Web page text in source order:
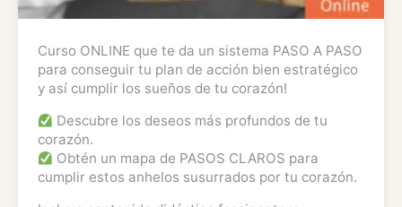
Curso ONLINE que te da un sistema PASO A PASO
para conseguir tu plan de acción bien estratégico
y así cumplir los sueños de tu corazón!
Descubre los deseos más profundos de tu
corazón.
Obtén un mapa de PASOS CLAROS para
cumplir estos anhelos susurrados por tu corazón.